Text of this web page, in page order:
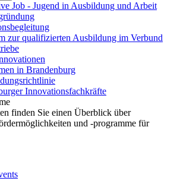
Job - Jugend in Ausbildung und Arbeit
zur qualifizierten Ausbildung im Verbund
in Brandenburg
Innovationsfachkräfte
finden Sie einen Überblick über
und -programme für